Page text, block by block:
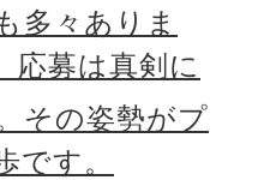
多々ありま
応募は真剣に
その姿勢がプ
です。